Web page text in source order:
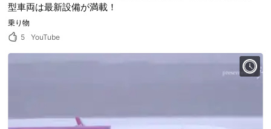
型車両は最新設備が満載！
乗り物
5
YouTube